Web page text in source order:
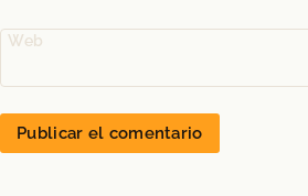
Web